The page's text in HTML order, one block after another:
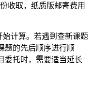
收取，纸质版邮寄费用
计算。若遇到查新课题
题的先后顺序进行顺
委托时，需要适当延长